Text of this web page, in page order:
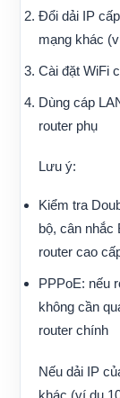
Đổi dải IP
mạng khác
Cài đặt WiFi
Dùng cáp
router phụ
Lưu ý:
Kiểm tra
bộ, cân nhắc
router cao
PPPoE: nếu
không cần
router chính
Nếu dải IP
khác (ví dụ